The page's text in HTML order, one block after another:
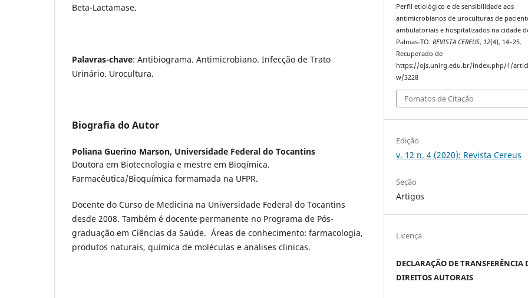
Beta-Lactamase.
Palavras-chave: Antibiograma. Antimicrobiano. Infecção de Trato
Urinário. Urocultura.
Biografia do Autor
Poliana Guerino Marson, Universidade Federal do Tocantins
Doutora em Biotecnologia e mestre em Bioqímica.
Farmacêutica/Bioquímica formamada na UFPR.
Docente do Curso de Medicina na Universidade Federal do Tocantins
desde 2008. Também é docente permanente no Programa de Pós-
graduação em Ciências da Saúde. Áreas de conhecimento: farmacologia,
produtos naturais, química de moléculas e analises clinicas.
Perfil etiológico e de sensibilidade aos
antimicrobianos de uroculturas de
ambulatoriais e hospitalizados na cidade
Palmas-TO.REVISTA CEREUS, 12(4), 14–25.
Recuperado de
https://ojs.unirg.edu.br/index.php/1/
w/3228
Fomatos de Citação
Edição
v. 12 n. 4 (2020): Revista Cereus
Seção
Artigos
Licença
DECLARAÇÃO DE TRANSFERÊNCIA
DIREITOS AUTORAIS